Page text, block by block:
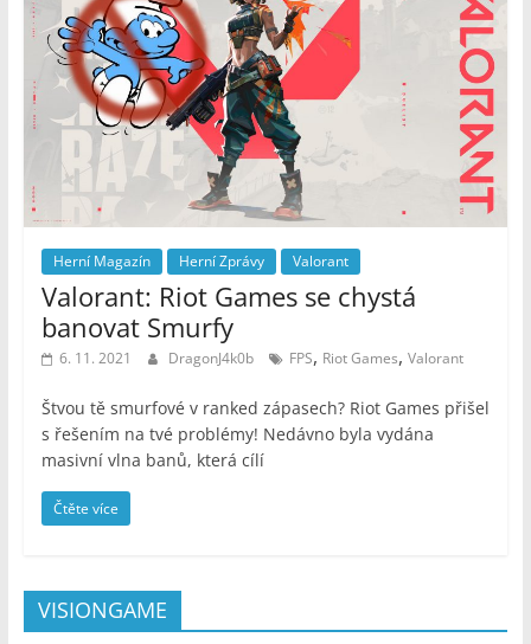
Herní Magazín Herní Zprávy Valorant
Valorant: Riot Games se chystá
banovat Smurfy
6. 11. 2021 DragonJ4k0b FPS, Riot Games, Valorant
Štvou tě smurfové v ranked zápasech? Riot Games přišel
s řešením na tvé problémy! Nedávno byla vydána
masivní vlna banů, která cílí
Čtěte více
VISIONGAME